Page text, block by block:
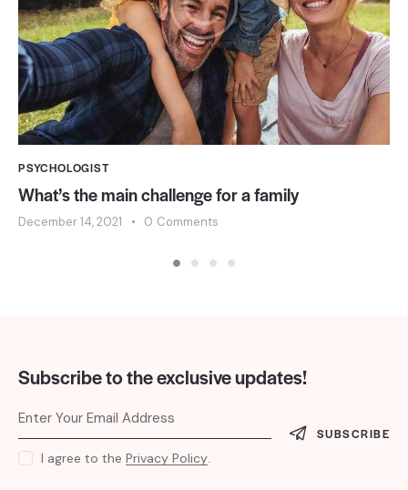
PSYCHOLOGIST
What’s the main challenge for a family
December 14, 2021 0 Comments
Subscribe to the exclusive updates!
SUBSCRIBE
I agree to the Privacy Policy.